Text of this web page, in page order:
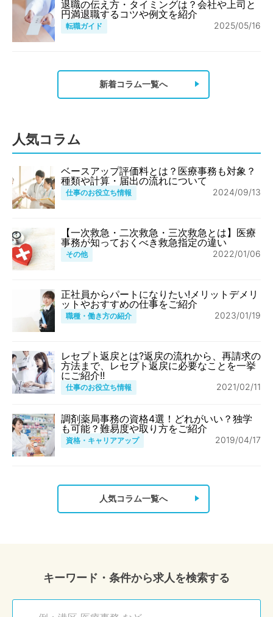
退職の伝え方・タイミングは？会社や上司と
円満退職するコツや例文を紹介
転職ガイド 2025/05/16
新着コラム一覧へ
人気コラム
ベースアップ評価料とは？医療事務も対象？
種類や計算・届出の流れについて
仕事のお役立ち情報 2024/09/13
【一次救急・二次救急・三次救急とは】医療
事務が知っておくべき救急指定の違い
その他 2022/01/06
正社員からパートになりたい!メリットデメリ
ットやおすすめの仕事をご紹介
職種・働き方の紹介 2023/01/19
レセプト返戻とは?返戻の流れから、再請求の
方法まで、レセプト返戻に必要なことを一挙
にご紹介!!
仕事のお役立ち情報 2021/02/11
調剤薬局事務の資格4選！どれがいい？独学
も可能？難易度や取り方をご紹介
資格・キャリアアップ 2019/04/17
人気コラム一覧へ
キーワード・条件から求人を検索する